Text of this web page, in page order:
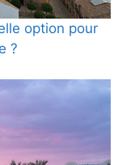
option pour
?